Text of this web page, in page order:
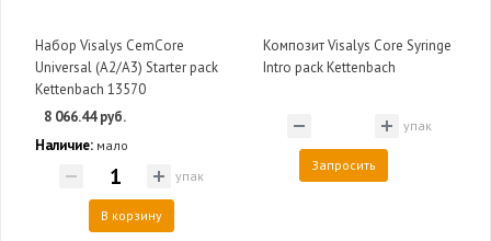
Набор Visalys CemCore
Universal (A2/A3) Starter pack
Kettenbach 13570
8 066.44 руб.
Наличие: мало
упак
В корзину
Композит Visalys Core Syringe
Intro pack Kettenbach
упак
Запросить